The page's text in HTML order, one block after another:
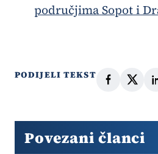
područjima Sopot i
PODIJELI TEKST
Povezani članci